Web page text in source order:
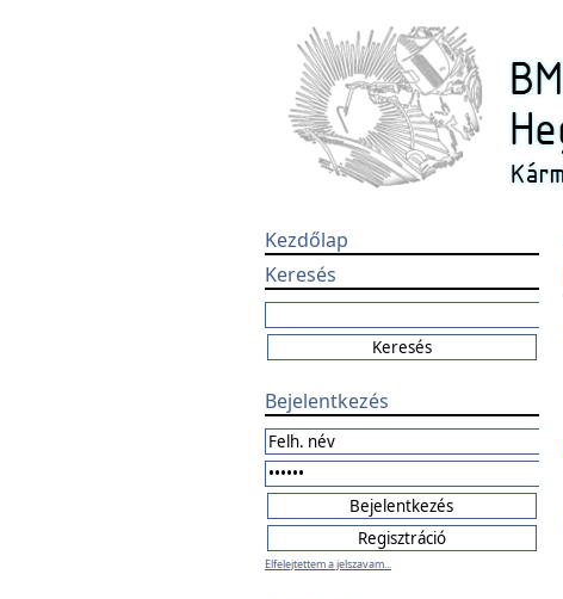
Kezdőlap
Keresés
Bejelentkezés
Elfelejtettem a jelszavam...